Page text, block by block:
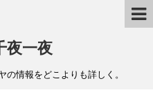
夜一夜
情報をどこよりも詳しく。